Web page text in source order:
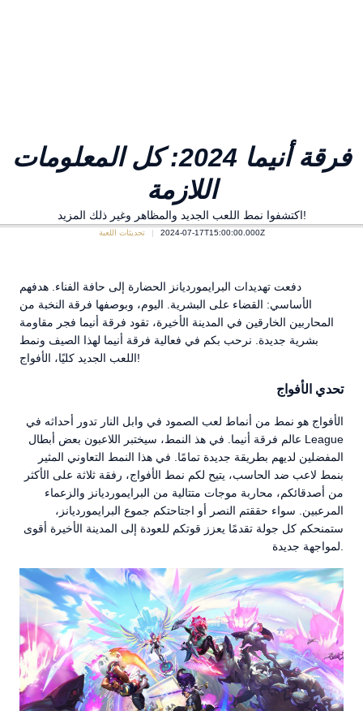
فرقة أنيما 2024: كل المعلومات
اللازمة
اكتشفوا نمط اللعب الجديد والمظاهر وغير ذلك المزيد!
تحديثات اللعبة 2024-07-17T15:00:00.000Z
دفعت تهديدات البرايمورديانز الحضارة إلى حافة الفناء. هدفهم
الأساسي: القضاء على البشرية. اليوم، وبوصفها فرقة النخبة من
المحاربين الخارقين في المدينة الأخيرة، تقود فرقة أنيما فجر مقاومة
بشرية جديدة. نرحب بكم في فعالية فرقة أنيما لهذا الصيف ونمط
اللعب الجديد كليًا، الأفواج!
تحدي الأفواج
الأفواج هو نمط من أنماط لعب الصمود في وابل النار تدور أحداثه في
عالم فرقة أنيما. في هذ النمط، سيختبر اللاعبون بعض أبطال League
المفضلين لديهم بطريقة جديدة تمامًا. في هذا النمط التعاوني المثير
بنمط لاعب ضد الحاسب، يتيح لكم نمط الأفواج، رفقة ثلاثة على الأكثر
من أصدقائكم، محاربة موجات متتالية من البرايمورديانز والزعماء
المرعبين. سواء حققتم النصر أو اجتاحتكم جموع البرايمورديانز،
ستمنحكم كل جولة تقدمًا يعزز قوتكم للعودة إلى المدينة الأخيرة أقوى